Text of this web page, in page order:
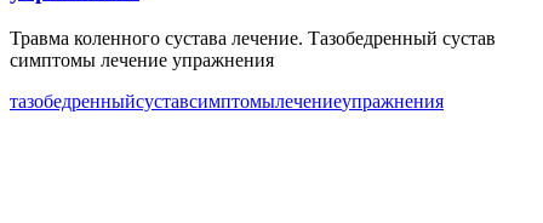
Травма коленного сустава лечение. Тазобедренный сустав
симптомы лечение упражнения
тазобедренныйсуставсимптомылечениеупражнения